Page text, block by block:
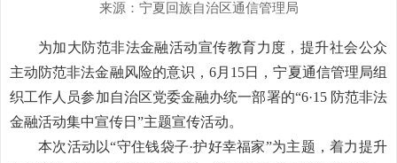
来源： 宁夏回族自治区通信管理局
为加大防范非法金融活动宣传教育力度，提升社会公众
主动防范非法金融风险的意识，6月15日，宁夏通信管理局组
织工作人员参加自治区党委金融办统一部署的“6·15 防范非法
金融活动集中宣传日”主题宣传活动。
本次活动以“守住钱袋子·护好幸福家”为主题，着力提升